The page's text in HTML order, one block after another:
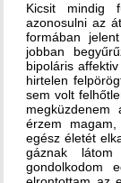
Kicsit mindig
azonosulni az
formában
jobban
bipoláris
hirtelen
sem volt
érzem
egész életét
gáznak
gondolkodom